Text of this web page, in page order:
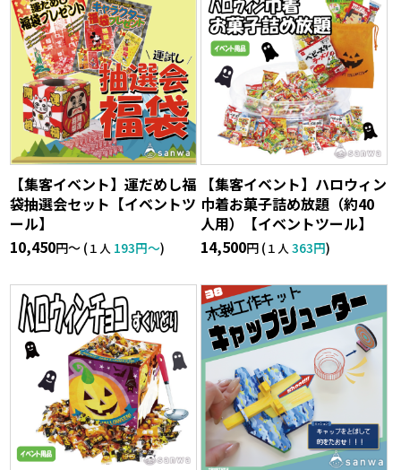
【集客イベント】運だめし福
袋抽選会セット【イベントツ
ール】
10,450円〜 (１人 193円〜)
【集客イベント】ハロウィン
巾着お菓子詰め放題（約40
人用）【イベントツール】
14,500円 (１人363円)